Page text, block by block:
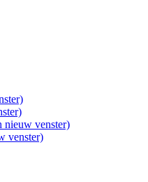
nieuw venster)
venster)